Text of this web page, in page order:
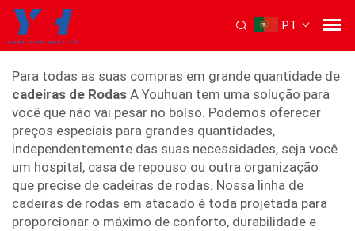
PT
preços de cadeiras de rodas
Para todas as suas compras em grande quantidade de
cadeiras de Rodas A Youhuan tem uma solução para
você que não vai pesar no bolso. Podemos oferecer
preços especiais para grandes quantidades,
independentemente das suas necessidades, seja você
um hospital, casa de repouso ou outra organização
que precise de cadeiras de rodas. Nossa linha de
cadeiras de rodas em atacado é toda projetada para
proporcionar o máximo de conforto, durabilidade e